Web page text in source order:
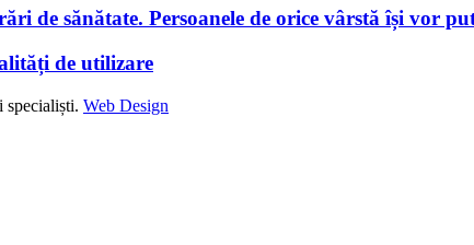
de sănătate. Persoanele de orice vârstă își vor
de utilizare
specialiști. Web Design